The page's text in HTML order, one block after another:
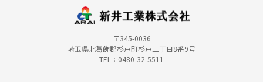
〒345-0036
埼玉県北葛飾郡杉戸町杉戸三丁目8番9号
TEL：0480-32-5511